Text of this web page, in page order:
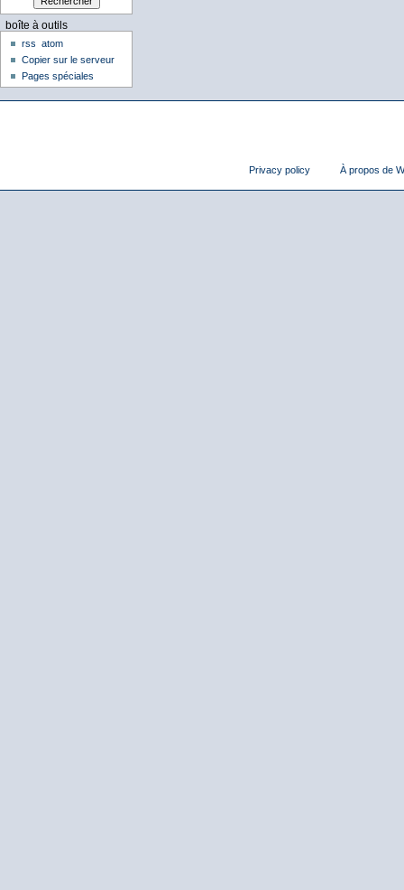
boîte à outils
rss
atom
Copier sur le serveur
Pages spéciales
Privacy policy À propos de